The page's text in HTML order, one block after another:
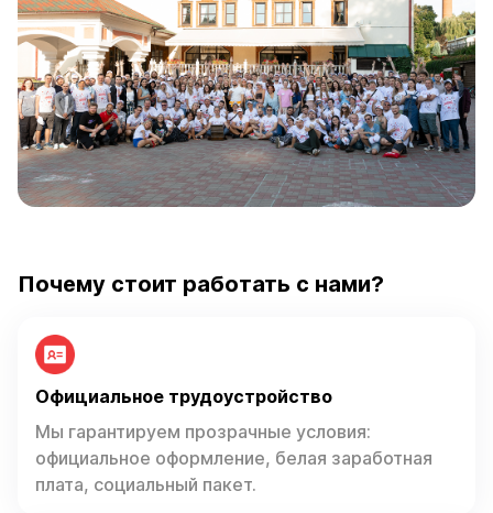
Почему стоит работать с нами?
Официальное трудоустройство
Мы гарантируем прозрачные условия:
официальное оформление, белая заработная
плата, социальный пакет.